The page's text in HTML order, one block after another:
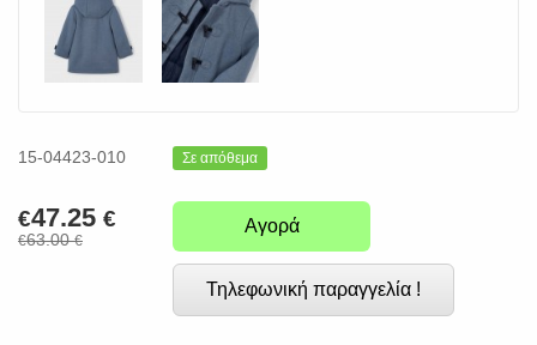
15-04423-010 Σε απόθεμα
€47.25 €
€63.00€
Αγορά
Τηλεφωνική παραγγελία !